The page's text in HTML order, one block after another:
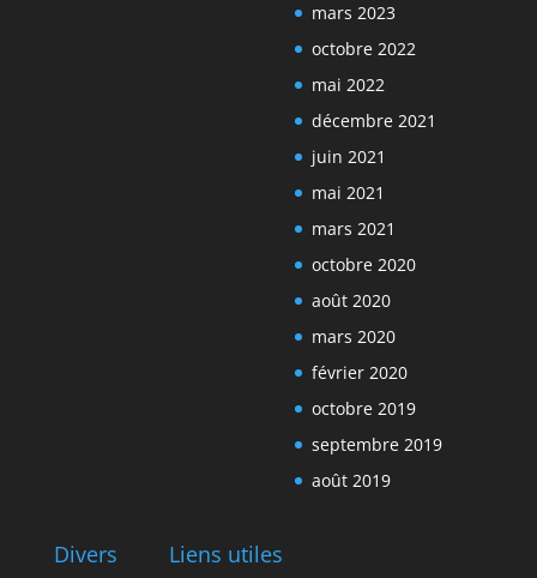
mars 2023
octobre 2022
mai 2022
décembre 2021
juin 2021
mai 2021
mars 2021
octobre 2020
août 2020
mars 2020
février 2020
octobre 2019
septembre 2019
août 2019
Divers Liens utiles